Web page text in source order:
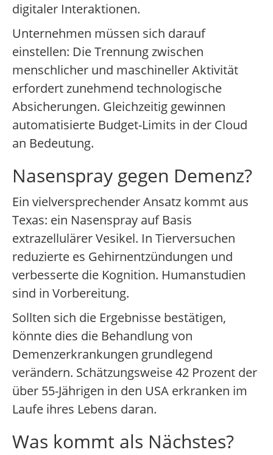
digitaler Interaktionen.
Unternehmen müssen sich darauf
einstellen: Die Trennung zwischen
menschlicher und maschineller Aktivität
erfordert zunehmend technologische
Absicherungen. Gleichzeitig gewinnen
automatisierte Budget-Limits in der Cloud
an Bedeutung.
Nasenspray gegen Demenz?
Ein vielversprechender Ansatz kommt aus
Texas: ein Nasenspray auf Basis
extrazellulärer Vesikel. In Tierversuchen
reduzierte es Gehirnentzündungen und
verbesserte die Kognition. Humanstudien
sind in Vorbereitung.
Sollten sich die Ergebnisse bestätigen,
könnte dies die Behandlung von
Demenzerkrankungen grundlegend
verändern. Schätzungsweise 42 Prozent der
über 55-Jährigen in den USA erkranken im
Laufe ihres Lebens daran.
Was kommt als Nächstes?